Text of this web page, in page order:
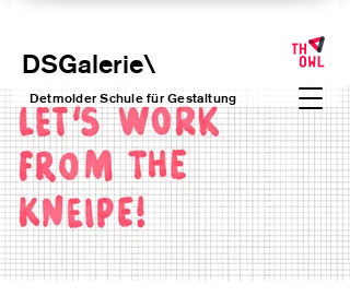
\
DSGalerie
Detmolder Schule für Gestaltung